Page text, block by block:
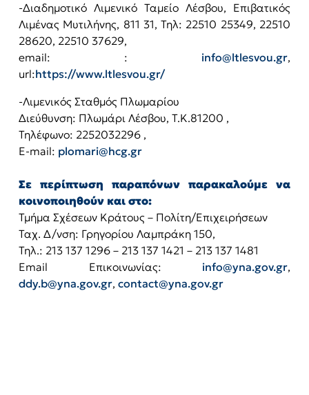
-Διαδημοτικό Λιμενικό Ταμείο Λέσβου, Επιβατικός
Λιμένας Μυτιλήνης, 811 31, Τηλ: 22510 25349, 22510
28620, 22510 37629,
email: : info@ltlesvou.gr,
url:https://www.ltlesvou.gr/
-Λιμενικός Σταθμός Πλωμαρίου
Διεύθυνση: Πλωμάρι Λέσβου, T.Κ.81200 ,
Τηλέφωνο: 2252032296 ,
E-mail: plomari@hcg.gr
Σε περίπτωση παραπόνων παρακαλούμε να
κοινοποιηθούν και στο:
Τμήμα Σχέσεων Κράτους – Πολίτη/Επιχειρήσεων
Ταχ. Δ/νση: Γρηγορίου Λαμπράκη 150,
Τηλ.: 213 137 1296 – 213 137 1421 – 213 137 1481
Email Επικοινωνίας: info@yna.gov.gr,
ddy.b@yna.gov.gr, contact@yna.gov.gr